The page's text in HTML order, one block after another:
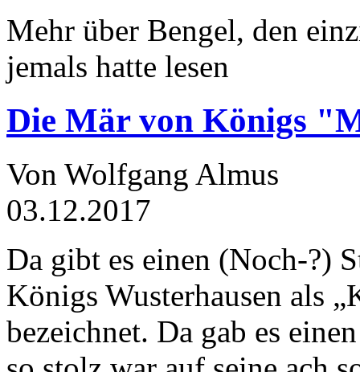
Mehr über Bengel, den
jemals hatte lesen
Die Mär von Königs
Von Wolfgang Almus
03.12.2017
Da gibt es einen (Noch-?)
Königs Wusterhausen als
bezeichnet. Da gab es